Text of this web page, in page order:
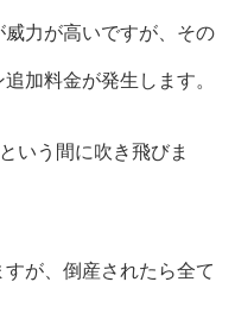
力が高いですが、その
加料金が発生します。
いう間に吹き飛びま
が、倒産されたら全て